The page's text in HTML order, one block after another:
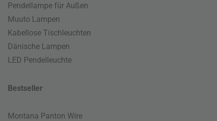
Pendellampe für Außen
Muuto Lampen
Kabellose Tischleuchten
Dänische Lampen
LED Pendelleuchte
Bestseller
Montana Panton Wire